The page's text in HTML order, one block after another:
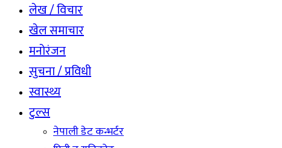
लेख / विचार
खेल समाचार
मनोरंजन
सुचना / प्रविधी
स्वास्थ्य
टुल्स
नेपाली डेट कन्भर्टर